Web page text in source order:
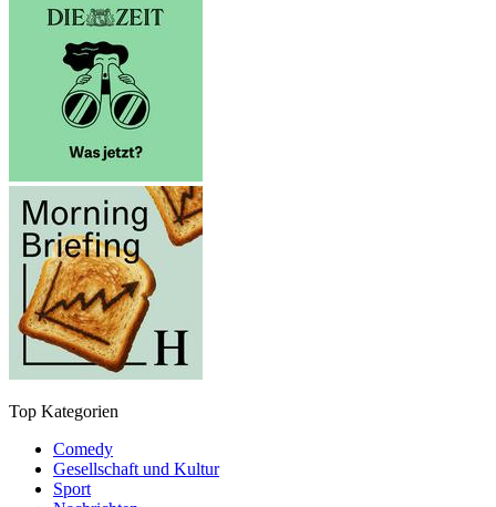
Top Kategorien
Comedy
Gesellschaft und Kultur
Sport